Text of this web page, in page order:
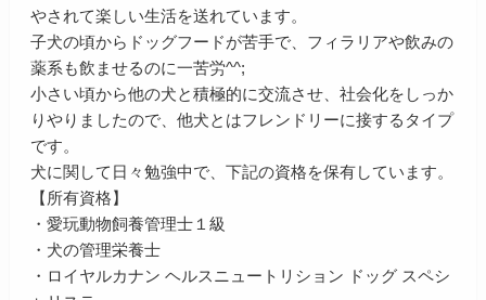
やされて楽しい生活を送れています。
子犬の頃からドッグフードが苦手で、フィラリアや飲みの
薬系も飲ませるのに一苦労^^;
小さい頃から他の犬と積極的に交流させ、社会化をしっか
りやりましたので、他犬とはフレンドリーに接するタイプ
です。
犬に関して日々勉強中で、下記の資格を保有しています。
【所有資格】
・愛玩動物飼養管理士１級
・犬の管理栄養士
・ロイヤルカナン ヘルスニュートリション ドッグ スペシ